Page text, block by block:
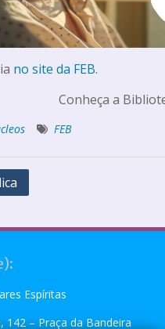
no site da FEB.
Conheça a
FEB
Espíritas
142 – Praça da Bandeira